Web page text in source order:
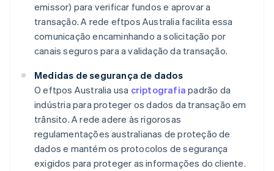
emissor) para verificar fundos e aprovar a
transação. A rede eftpos Australia facilita essa
comunicação encaminhando a solicitação por
canais seguros para a validação da transação.
Medidas de segurança de dados
O eftpos Australia usa criptografia padrão da
indústria para proteger os dados da transação em
trânsito. A rede adere às rigorosas
regulamentações australianas de proteção de
dados e mantém os protocolos de segurança
exigidos para proteger as informações do cliente.